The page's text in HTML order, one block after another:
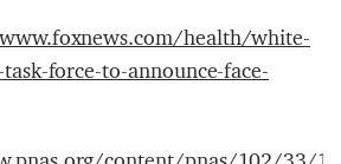
health/white-
force-to-announce-face-